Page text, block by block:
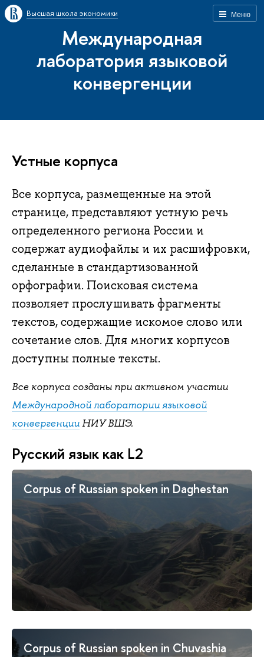
Меню
Высшая школа экономики
Международная
лаборатория языковой
конвергенции
Устные корпуса
Все корпуса, размещенные на этой
странице, представляют устную речь
определенного региона России и
содержат аудиофайлы и их расшифровки,
сделанные в стандартизованной
орфографии. Поисковая система
позволяет прослушивать фрагменты
текстов, содержащие искомое слово или
сочетание слов. Для многих корпусов
доступны полные тексты.
Все корпуса созданы при активном участии
Международной лаборатории языковой
конвергенцииНИУ ВШЭ.
Русский язык как L2
Corpus of Russian spoken in Daghestan
Corpus of Russian spoken in Chuvashia